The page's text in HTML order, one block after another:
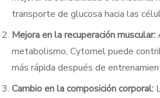
transporte de glucosa hacia las
Mejora en la recuperación muscular:
metabolismo, Cytomel puede
más rápida después de
Cambio en la composición corporal: